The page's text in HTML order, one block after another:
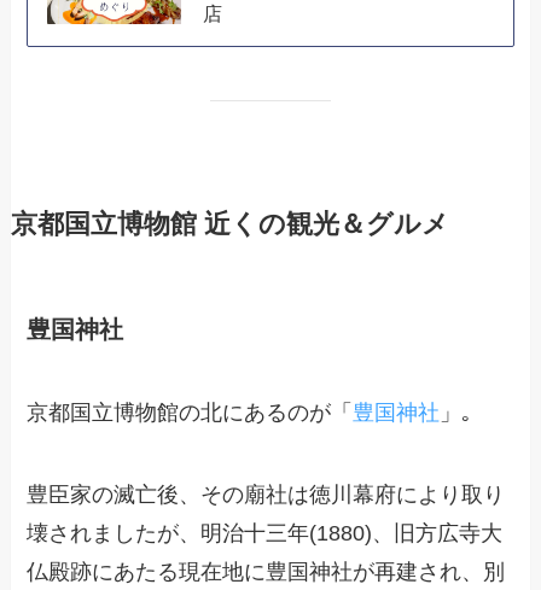
店
京都国立博物館 近くの観光＆グルメ
豊国神社
京都国立博物館の北にあるのが「 豊国神社 」｡
豊臣家の滅亡後、その廟社は徳川幕府により取り
壊されましたが、明治十三年(1880)、旧方広寺大
仏殿跡にあたる現在地に豊国神社が再建され、別